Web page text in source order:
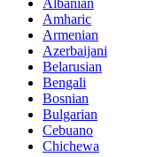
Albanian
Amharic
Armenian
Azerbaijani
Belarusian
Bengali
Bosnian
Bulgarian
Cebuano
Chichewa